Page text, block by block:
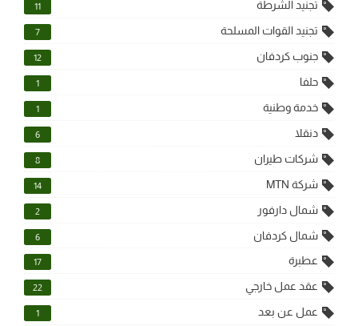
تجنيد الشرطة 11
تجنيد القوات المسلحة 7
جنوب كردفان 12
حلفا 1
خدمة وطنية 1
دنقلا 6
شركات طيران 8
شركة MTN 14
شمال دارفور 2
شمال كردفان 6
عطبرة 17
عقد عمل خارجي 22
عمل عن بعد 1